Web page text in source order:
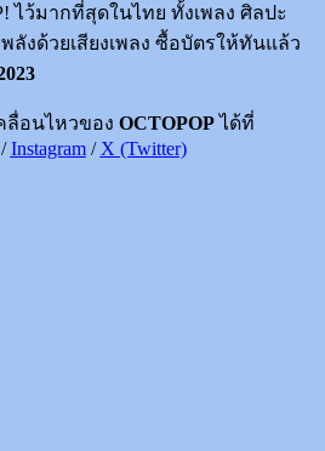
ไว้มากที่สุดในไทย ทั้งเพลง ศิลปะ
งด้วยเสียงเพลง ซื้อบัตรให้ทันแล้ว
ลื่อนไหวของ OCTOPOPได้ที่
Instagram/ X (Twitter)